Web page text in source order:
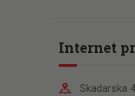
Internet
Skadarska